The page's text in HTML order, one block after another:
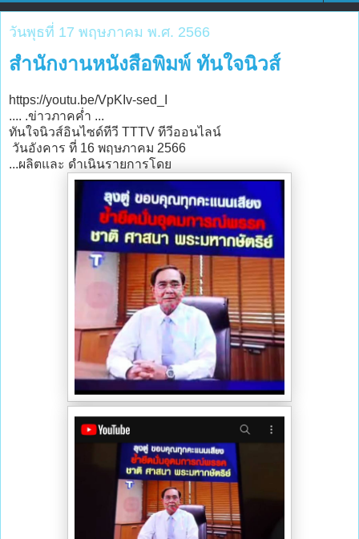
วันพุธที่ 17 พฤษภาคม พ.ศ. 2566
สำนักงานหนังสือพิมพ์ ทันใจนิวส์
https://youtu.be/VpKIv-sed_I
.... .ข่าวภาคค่ำ ...
ทันใจนิวส์อินไซด์ทีวี TTTV ทีวีออนไลน์
วันอังคาร ที่ 16 พฤษภาคม 2566
...ผลิตและ ดำเนินรายการโดย